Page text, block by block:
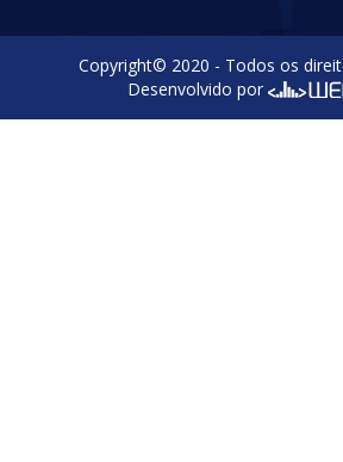
Copyright© 2020 - Todos os
Desenvolvido por